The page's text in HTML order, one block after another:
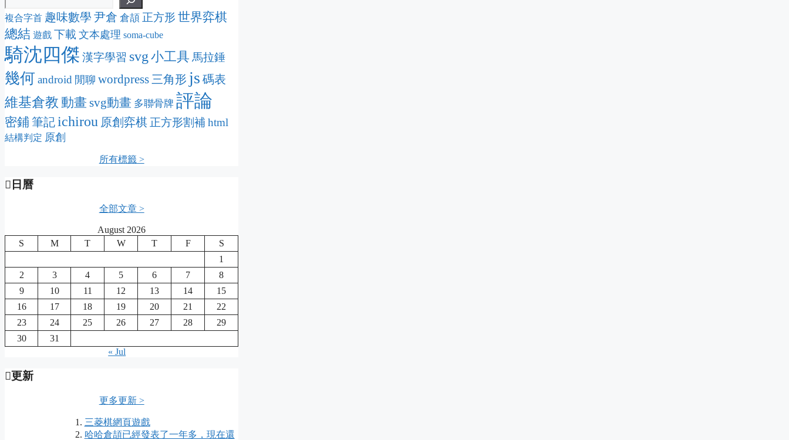
複合字首 趣味數學 尹倉 倉頡 正方形 世界弈棋
總結 遊戲 下載 文本處理 soma-cube
騎沈四傑 漢字學習 svg 小工具 馬拉錘
幾何android 閒聊 wordpress 三角形 js 碼表
維基倉教 動畫 svg動畫 多聯骨牌 評論
密鋪筆記 ichirou 原創弈棋 正方形割補 html
結構判定 原創
所有標籤 >
日曆
全部文章 >
August 2026
S
M T W T F
S
1
2
3 4 5 6 7
8
9
10 11 12 13 14
15
16
17 18 19 20 21
22
23
24 25 26 27 28
29
30
31
« Jul
更新
更多更新 >
三菱棋網頁遊戲
哈哈倉頡已經發表了一年多，現在還